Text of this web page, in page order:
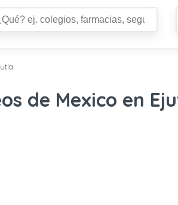
de Mexico en